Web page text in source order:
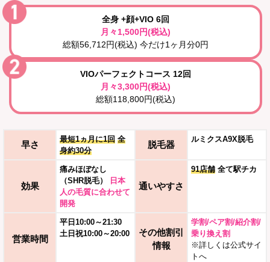
全身 +顔+VIO 6回
月々1,500円(税込)
総額56,712円(税込) 今だけ1ヶ月分0円
VIOパーフェクトコース 12回
月々3,300円(税込)
総額118,800円(税込)
早さ
最短1ヵ月に1回 全
身約30分
脱毛器
ルミクスA9X脱毛
効果
痛みほぼなし
（SHR脱毛）
日本
人の毛質に合わせて
開発
通いやすさ
91店舗 全て駅チカ
営業時間
平日10:00～21:30
土日祝10:00～20:00
その他割引
情報
学割/ペア割/紹介割/
乗り換え割
※詳しくは公式サイ
トへ